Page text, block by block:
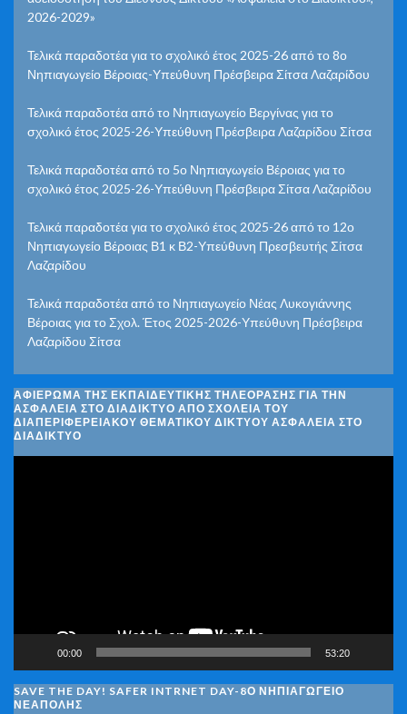
2026-2029»
Τελικά παραδοτέα για το σχολικό έτος 2025-26 από το 8ο
Νηπιαγωγείο Βέροιας-Υπεύθυνη Πρέσβειρα Σίτσα Λαζαρίδου
Τελικά παραδοτέα από το Νηπιαγωγείο Βεργίνας για το
σχολικό έτος 2025-26-Υπεύθυνη Πρέσβειρα Λαζαρίδου Σίτσα
Τελικά παραδοτέα από το 5ο Νηπιαγωγείο Βέροιας για το
σχολικό έτος 2025-26-Υπεύθυνη Πρέσβειρα Σίτσα Λαζαρίδου
Τελικά παραδοτέα για το σχολικό έτος 2025-26 από το 12ο
Νηπιαγωγείο Βέροιας Β1 κ Β2-Υπεύθυνη Πρεσβευτής Σίτσα
Λαζαρίδου
Τελικά παραδοτέα από το Νηπιαγωγείο Νέας Λυκογιάννης
Βέροιας για το Σχολ. Έτος 2025-2026-Υπεύθυνη Πρέσβειρα
Λαζαρίδου Σίτσα
ΑΦΙΈΡΩΜΑ ΤΗΣ ΕΚΠΑΙΔΕΥΤΙΚΉΣ ΤΗΛΕΌΡΑΣΗΣ ΓΙΑ ΤΗΝ
ΑΣΦΆΛΕΙΑ ΣΤΟ ΔΙΑΔΊΚΤΥΟ ΑΠΌ ΣΧΟΛΕΊΑ ΤΟΥ
ΔΙΑΠΕΡΙΦΕΡΕΙΑΚΟΎ ΘΕΜΑΤΙΚΟΎ ΔΙΚΤΎΟΥ ΑΣΦΆΛΕΙΑ ΣΤΟ
ΔΙΑΔΊΚΤΥΟ
00:00 53:20
SAVE THE DAY! SAFER INTRNET DAY-8Ο ΝΗΠΙΑΓΩΓΕΙΟ
ΝΕΑΠΟΛΗΣ